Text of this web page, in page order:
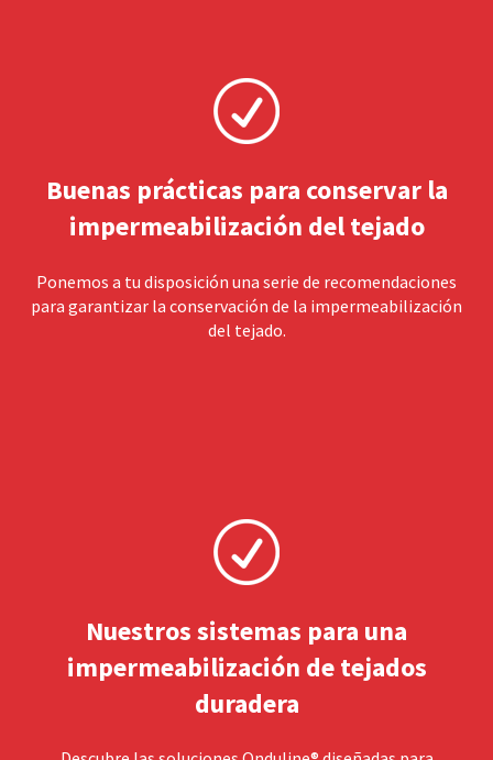
Buenas prácticas para conservar la
impermeabilización del tejado
Ponemos a tu disposición una serie de recomendaciones
para garantizar la conservación de la impermeabilización
del tejado.
Nuestros sistemas para una
impermeabilización de tejados
duradera